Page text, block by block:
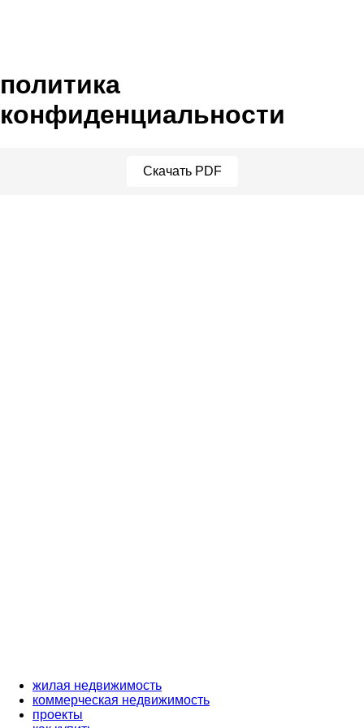
политика
конфиденциальности
Скачать PDF
жилая недвижимость
коммерческая недвижимость
проекты